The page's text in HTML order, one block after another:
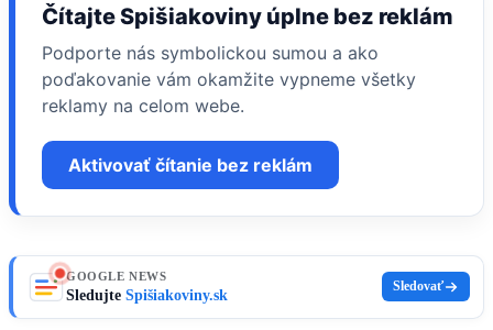
Čítajte Spišiakoviny úplne bez reklám
Podporte nás symbolickou sumou a ako
poďakovanie vám okamžite vypneme všetky
reklamy na celom webe.
Aktivovať čítanie bez reklám
GOOGLE NEWS
Sledujte Spišiakoviny.sk
Sledovať